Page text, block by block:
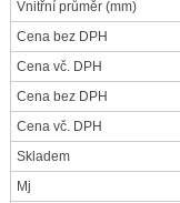
Vnitřní průměr (mm)
Cena bez DPH
Cena vč. DPH
Cena bez DPH
Cena vč. DPH
Skladem
Mj